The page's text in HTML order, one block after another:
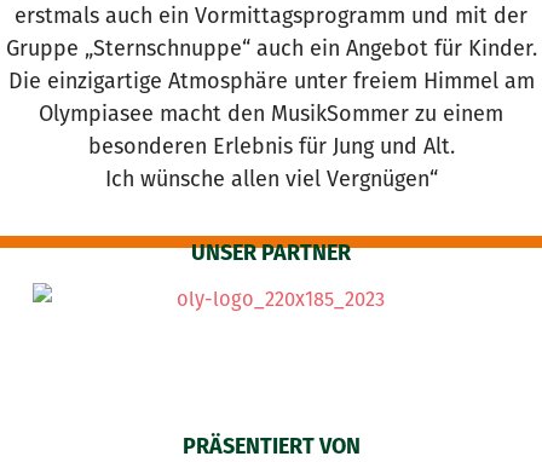
erstmals auch ein Vormittagsprogramm und mit der
Gruppe „Sternschnuppe“ auch ein Angebot für Kinder.
Die einzigartige Atmosphäre unter freiem Himmel am
Olympiasee macht den MusikSommer zu einem
besonderen Erlebnis für Jung und Alt.
Ich wünsche allen viel Vergnügen“
UNSER PARTNER
PRÄSENTIERT VON